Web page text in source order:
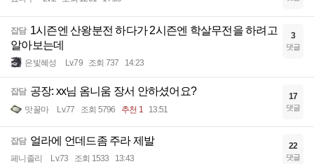
잡담 1시즌엔 산왕분전 하다가 2시즌엔 학살무전을 하려고
알아보는데
은빛혜성 Lv.79 조회 737 14:23
3
댓글
잡담 공장: xx님 옴니움 장서 안하셨어요?
맛꿀마 Lv.77 조회 5796 추천 1 13:51
17
댓글
잡담 얼라에 언데드좀 주라 제발
페니졸리 Lv.73 조회 1533 13:43
22
댓글